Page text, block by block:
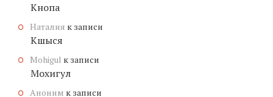
Кнопа
Наталия к записи
Кшыся
Mohigul к записи
Мохигул
Аноним к записи